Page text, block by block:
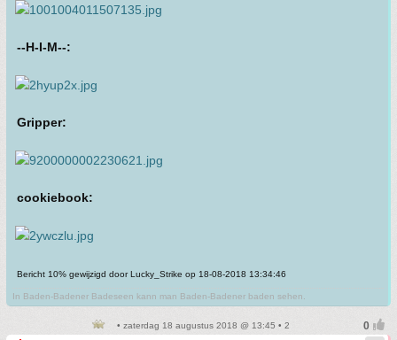
--H-I-M--:
Gripper:
cookiebook:
Bericht 10% gewijzigd door Lucky_Strike op 18-08-2018 13:34:46
In Baden-Badener Badeseen kann man Baden-Badener baden sehen.
• zaterdag 18 augustus 2018 @ 13:45 • 2